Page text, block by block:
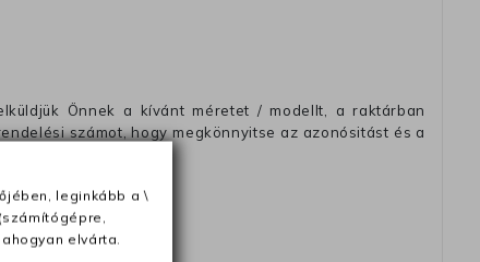
Önnek a kívánt méretet / modellt, a raktárban
számot, hogy megkönnyitse az azonósitást és a
számítva
leginkább a \
elvárta.